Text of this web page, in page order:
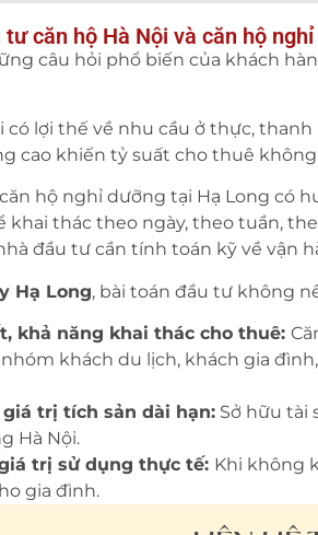
tư căn hộ Hà Nội và căn hộ
câu hỏi phổ biến của khách
có lợi thế về nhu cầu ở thực,
cao khiến tỷ suất cho thuê
hộ nghỉ dưỡng tại Hạ Long có
khai thác theo ngày, theo tuần,
đầu tư cần tính toán kỹ về vận
Hạ Long, bài toán đầu tư không
khả năng khai thác cho thuê:
khách du lịch, khách gia
giá trị tích sản dài hạn: Sở hữu tài
Hà Nội.
trị sử dụng thực tế: Khi không
gia đình.